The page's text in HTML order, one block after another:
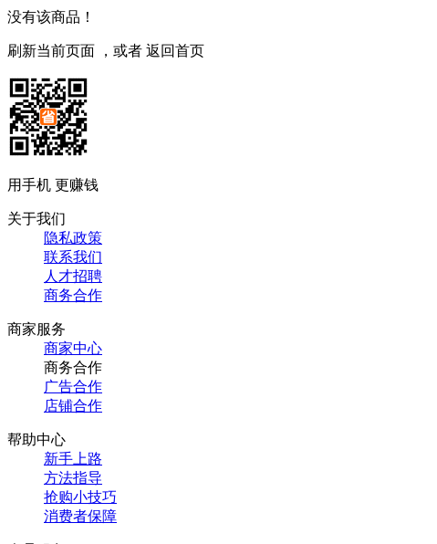
没有该商品！
刷新当前页面 ，或者 返回首页
用手机 更赚钱
关于我们
隐私政策
联系我们
人才招聘
商务合作
商家服务
商家中心
商务合作
广告合作
店铺合作
帮助中心
新手上路
方法指导
抢购小技巧
消费者保障